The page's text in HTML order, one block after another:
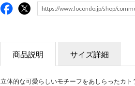
商品説明 サイズ詳細
立体的な可愛らしいモチーフをあしらったカト